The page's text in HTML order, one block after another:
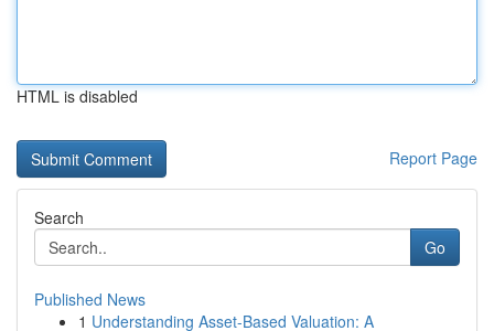
HTML is disabled
Report Page
Search
Go
Published News
1 Understanding Asset-Based Valuation: A